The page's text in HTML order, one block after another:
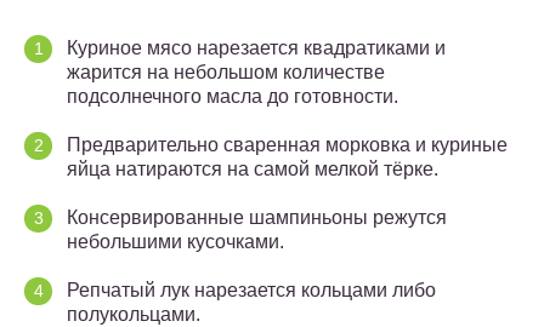
Куриное мясо нарезается квадратиками и
жарится на небольшом количестве
подсолнечного масла до готовности.
Предварительно сваренная морковка и куриные
яйца натираются на самой мелкой тёрке.
Консервированные шампиньоны режутся
небольшими кусочками.
Репчатый лук нарезается кольцами либо
полукольцами.